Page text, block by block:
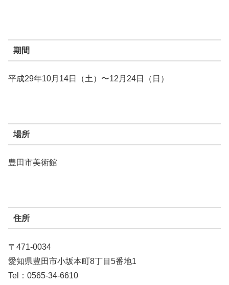
期間
平成29年10月14日（土）〜12月24日（日）
場所
豊田市美術館
住所
〒471-0034
愛知県豊田市小坂本町8丁目5番地1
Tel：0565-34-6610